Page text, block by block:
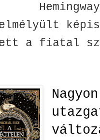
a fiatal